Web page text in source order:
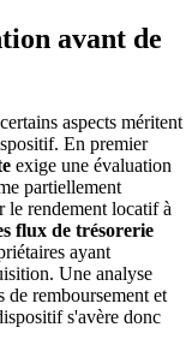
avant de
aspects méritent
En premier
exige une évaluation
partiellement
le rendement locatif à
flux de trésorerie
ayant
Une analyse
de remboursement et
s'avère donc